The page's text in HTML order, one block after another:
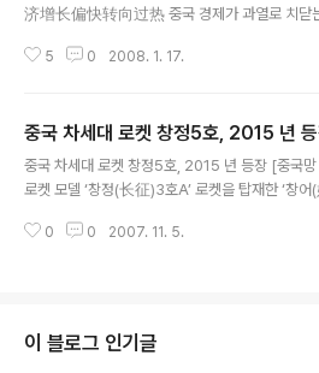
济增长偏快转向过热 중국 경제가 과열로 치닫
막겠다 今年我国财政收入将突破5万亿 增幅
面。 12月1日,财政部副部长王军在广西领
列讲座上透露:预计今年我国的财政收入将
比将增收1.2万亿元。 2007年行将结束,物
高位。 "通货膨胀",一个在百姓日常生活中
5 0 2008. 1. 17.
중국 차세대 로켓 창정5호, 2015 년
중국 차세대 로켓 창정5호, 2015 년 등장 [중국
로켓 모델 ‘창정(长征)3호A’ 로켓을 탑재한 ‘창어
산업화 기지 건설이 시작됐다. 이번 프로젝트는
한다. 이로 인해 톈진시는 이번 프로젝트를 시 중점
우주과학기술과 톈진의 지역경제를 결합시킨 주
0 0 2007. 11. 5.
이 블로그 인기글